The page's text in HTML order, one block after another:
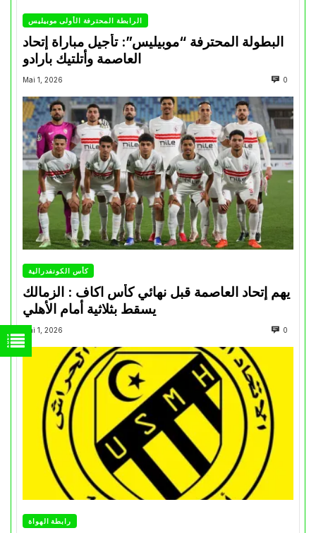
الرابطة المحترفة الأولى موبيليس
البطولة المحترفة “موبيليس”: تأجيل مباراة إتحاد
العاصمة وأتلتيك بارادو
Mai 1, 2026 0
كأس الكونفدرالية
يهم إتحاد العاصمة قبل نهائي كأس اكاف : الزمالك
Mai 1, 2026 0
رابطة الهواة